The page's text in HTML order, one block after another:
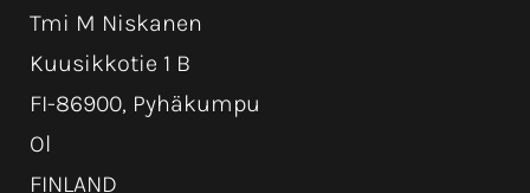
Tmi M Niskanen
Kuusikkotie 1 B
FI-86900, Pyhäkumpu
Ol
FINLAND